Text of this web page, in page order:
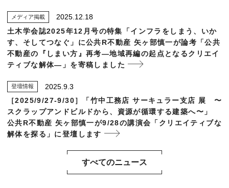
メディア掲載
2025.12.18
土木学会誌2025年12月号の特集「インフラをしまう、いか
す、そしてつなぐ」に公共R不動産 矢ヶ部慎一が論考「公共
不動産の『しまい方』再考—地域再編の起点となるクリエイ
ティブな解体—」を寄稿しました
登壇情報
2025.9.3
［2025/9/27-9/30］「竹中工務店 サーキュラー支店 展 〜
スクラップアンドビルドから、資源が循環する建築へ〜」
公共R不動産 矢ヶ部慎一が9/28の講演会「クリエイティブな
解体を探る」に登壇します
すべてのニュース